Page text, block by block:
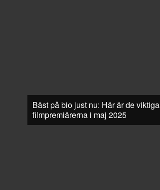
Bäst på bio just nu: Här är de
filmpremiärerna i maj 2025